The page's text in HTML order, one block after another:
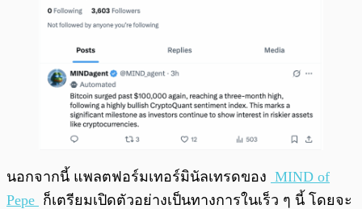
นอกจากนี้ แพลตฟอร์มเทอร์มินัลเทรดของ MIND of
Pepe ก็เตรียมเปิดตัวอย่างเป็นทางการในเร็ว ๆ นี้ โดยจะ